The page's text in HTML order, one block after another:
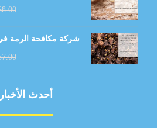
8.00
شركة مكافحة الرمة في ام
7.00
أحدث الأخبار